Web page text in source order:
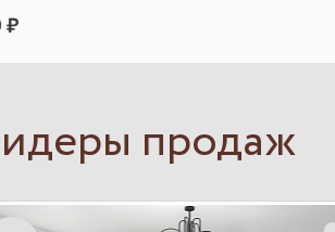
₽
продаж